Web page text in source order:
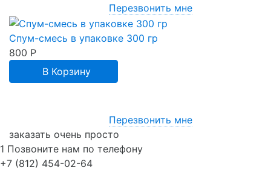
Перезвонить мне
Спум-смесь в упаковке 300 гр
800 Р
В Корзину
Перезвонить мне
заказать очень просто
1 Позвоните нам по телефону
+7 (812) 454-02-64